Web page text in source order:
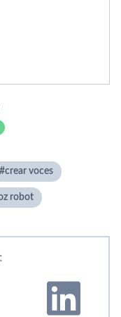
crear voces
robot